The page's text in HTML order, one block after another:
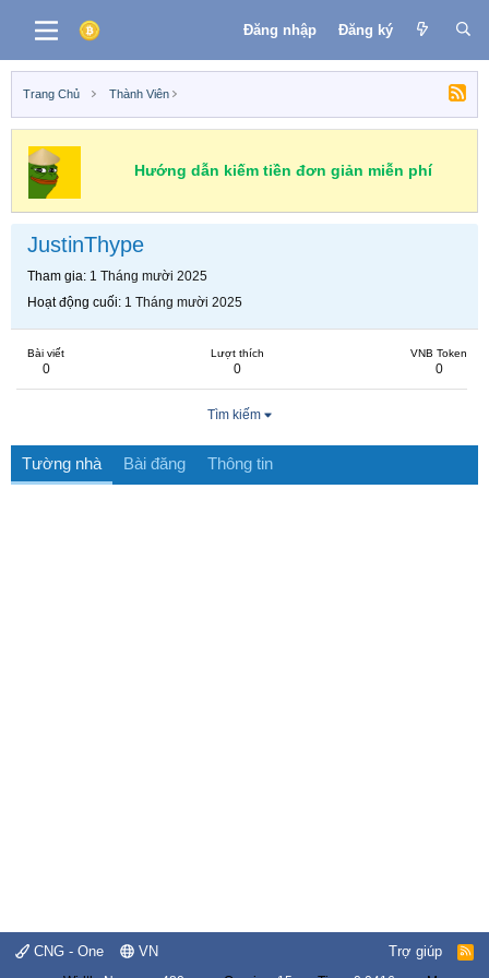
Đăng nhập Đăng ký
Trang Chủ Thành Viên
Hướng dẫn kiếm tiền đơn giản miễn phí
JustinThype
Tham gia 1 Tháng mười 2025
Hoạt động cuối 1 Tháng mười 2025
Bài viết
0
Lượt thích
0
VNB Token
0
Tìm kiếm
Tường nhà Bài đăng Thông tin
CNG - One VN Trợ giúp
R